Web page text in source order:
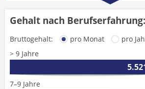
Gehalt nach Berufserfahrung:
Bruttogehalt: pro Monat
pro
> 9 Jahre
7–9 Jahre